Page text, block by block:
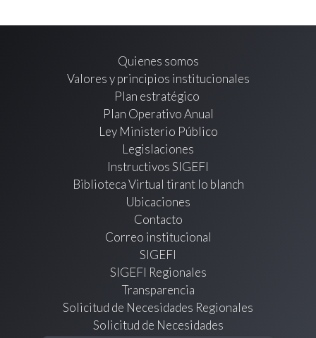
Quienes somos
Valores y principios institucionales
Plan estratégico
Plan Operativo Anual
Ley Ministerio Público
Legislaciones
Instructivos SIGEFI
Biblioteca Virtual tirant lo blanch
Ubicaciones
Contacto
Correo institucional
SIGEFI
SIGEFI Regionales
Transparencia
Solicitud de Necesidades Regionales
Solicitud de Necesidades